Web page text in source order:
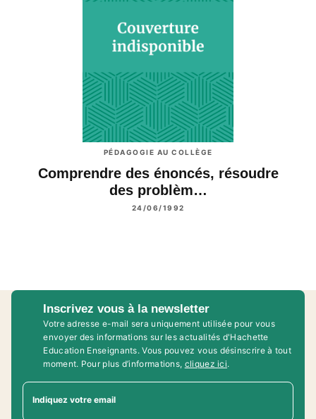
PÉDAGOGIE AU COLLÈGE
Comprendre des énoncés, résoudre
des problèm…
24/06/1992
Inscrivez vous à la newsletter
Votre adresse e-mail sera uniquement utilisée pour vous
envoyer des informations sur les actualités d'Hachette
Education Enseignants. Vous pouvez vous désinscrire à tout
moment. Pour plus d’informations, cliquez ici.
Indiquez votre email